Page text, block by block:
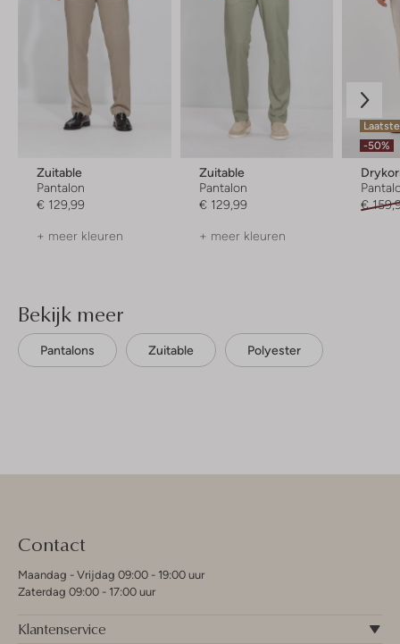
Zuitable
Pantalon
€ 129,99
+ meer kleuren
Zuitable
Pantalon
€ 129,99
+ meer kleuren
-50%
€
Bekijk meer
Pantalons Zuitable Polyester
Contact
Maandag - Vrijdag 09:00 - 19:00 uur
Zaterdag 09:00 - 17:00 uur
Klantenservice